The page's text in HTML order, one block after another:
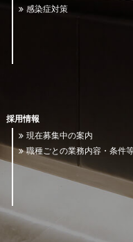
感染症対策
採用情報
現在募集中の案内
職種ごとの業務内容・条件